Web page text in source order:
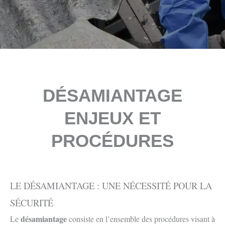
DÉSAMIANTAGE
ENJEUX ET
PROCÉDURES
LE DÉSAMIANTAGE : UNE NÉCESSITÉ POUR LA
SÉCURITÉ
Ledésamiantageconsiste en l’ensemble des procédures visant à